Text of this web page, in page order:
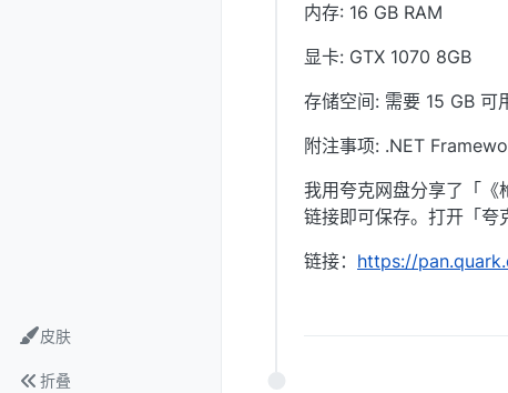
皮肤
折叠
内存: 16 GB RAM
显卡: GTX 1070 8GB
存储空间: 需要 15 GB 可
附注事项: .NET
我用夸克网盘分享了「
链接即可保存。打开「夸
链接： https://